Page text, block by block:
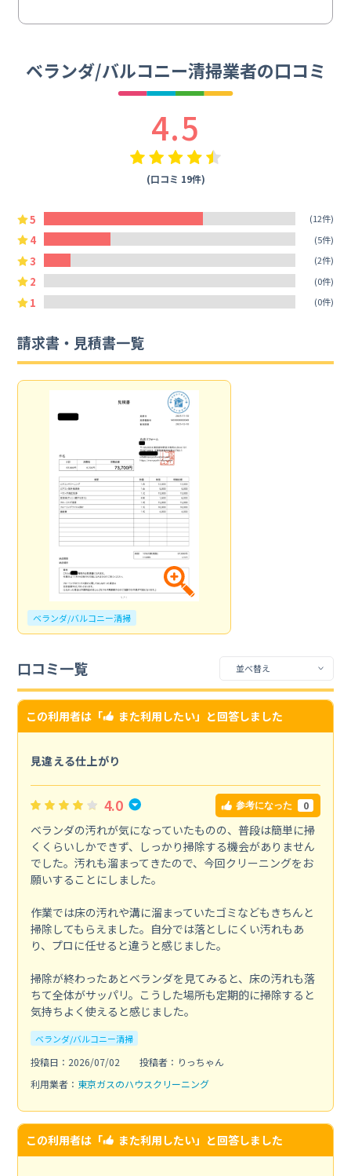
ベランダ/バルコニー清掃業者の口コミ
4.5
(口コミ 19件)
5 (12件)
4 (5件)
3 (2件)
2 (0件)
1 (0件)
請求書・見積書一覧
ベランダ/バルコニー清掃
口コミ一覧
この利用者は「 また利用したい」と回答しました
見違える仕上がり
4.0 参考になった 0
ベランダの汚れが気になっていたものの、普段は簡単に掃
くくらいしかできず、しっかり掃除する機会がありません
でした。汚れも溜まってきたので、今回クリーニングをお
願いすることにしました。
作業では床の汚れや溝に溜まっていたゴミなどもきちんと
掃除してもらえました。自分では落としにくい汚れもあ
り、プロに任せると違うと感じました。
掃除が終わったあとベランダを見てみると、床の汚れも落
ちて全体がサッパリ。こうした場所も定期的に掃除すると
気持ちよく使えると感じました。
ベランダ/バルコニー清掃
投稿日：2026/07/02
投稿者：りっちゃん
利用業者： 東京ガスのハウスクリーニング
この利用者は「 また利用したい」と回答しました